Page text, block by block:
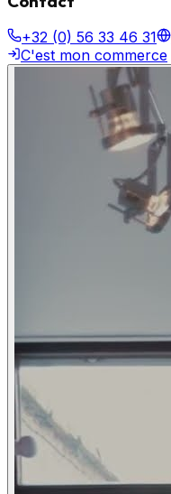
+32 (0) 56 33 46 31
C'est mon commerce